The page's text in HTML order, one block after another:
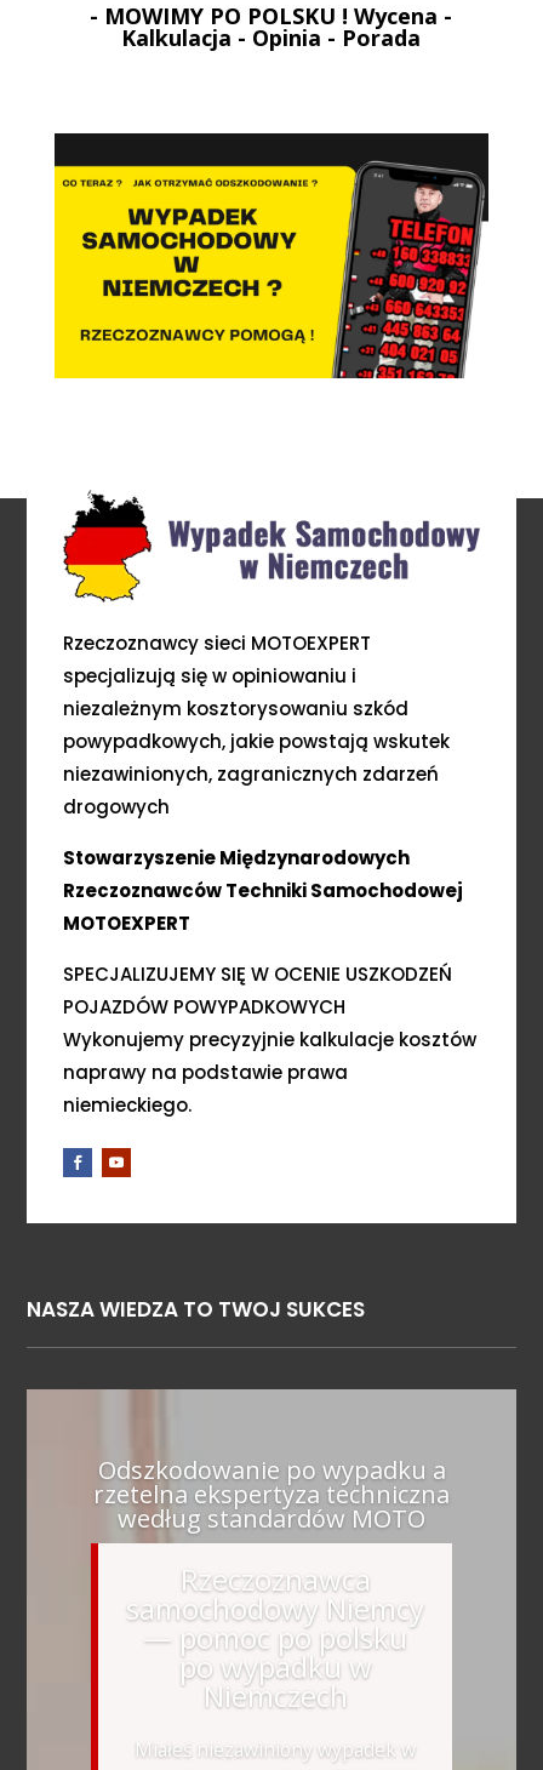
- MOWIMY PO POLSKU ! Wycena -
Kalkulacja - Opinia - Porada
Rzeczoznawcy sieci MOTOEXPERT
specjalizują się w opiniowaniu i
niezależnym kosztorysowaniu szkód
powypadkowych, jakie powstają wskutek
niezawinionych, zagranicznych zdarzeń
drogowych
Stowarzyszenie Międzynarodowych
Rzeczoznawców Techniki Samochodowej
MOTOEXPERT
SPECJALIZUJEMY SIĘ W OCENIE USZKODZEŃ
POJAZDÓW POWYPADKOWYCH
Wykonujemy precyzyjnie kalkulacje kosztów
naprawy na podstawie prawa
niemieckiego.
NASZA WIEDZA TO TWOJ SUKCES
Odszkodowanie po wypadku a
rzetelna ekspertyza techniczna
według standardów MOTO
Rzeczoznawca
samochodowy Niemcy
— pomoc po polsku
po wypadku w
Niemczech
Miałeś niezawiniony wypadek w